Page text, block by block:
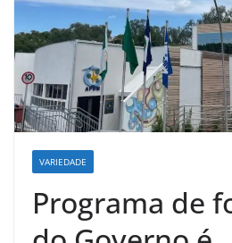
VARIEDADE
Programa de